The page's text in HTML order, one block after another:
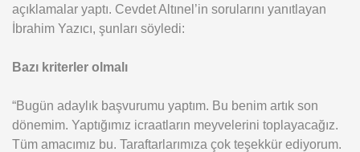
açıklamalar yaptı. Cevdet Altınel’in sorularını yanıtlayan
İbrahim Yazıcı, şunları söyledi:
Bazı kriterler olmalı
“Bugün adaylık başvurumu yaptım. Bu benim artık son
dönemim. Yaptığımız icraatların meyvelerini toplayacağız.
Tüm amacımız bu. Taraftarlarımıza çok teşekkür ediyorum.